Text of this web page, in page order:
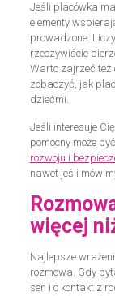
Jeśli placówka
elementy
prowadzone.
rzeczywiście
Warto zajrzeć też
zobaczyć, jak
dziećmi.
Jeśli interesuje
pomocny może
rozwoju i
nawet jeśli
więcej
Najlepsze
rozmowa. Gdy
sen i o kontakt z